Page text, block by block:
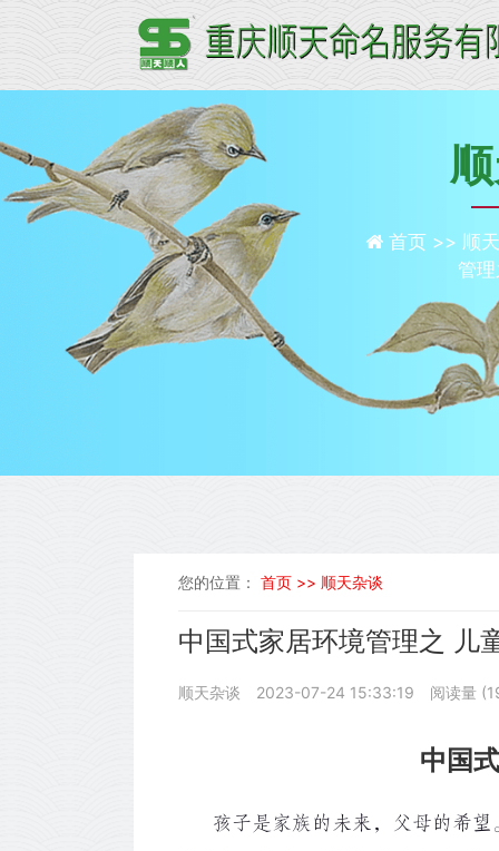
首页 >> 顺
管
您的位置： 首页 >> 顺天杂谈
中国式家居环境管理之 儿
顺天杂谈 2023-07-24 15:33:19 阅读量 (
中国
孩子是家族的未来，父母的希望